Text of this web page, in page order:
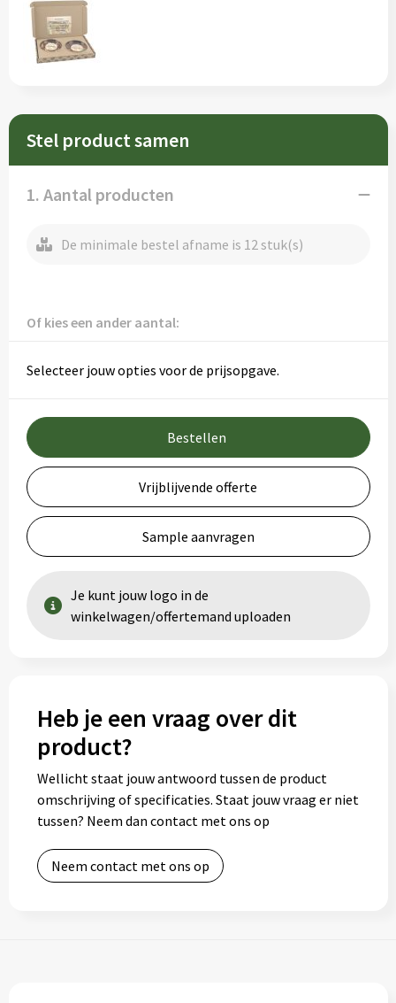
Sleutelhangers en Lanyards
Snoepgoed
Veiligheid, Auto en Fiets
Schorten en Sloven
Sweaters
Veiligheidsvesten en Veiligheidshesjes
Gehoorbescherming
Stel product samen
1. Aantal producten
De minimale bestel afname is 12 stuk(s)
Of kies een ander aantal:
Selecteer jouw opties voor de prijsopgave.
Bestellen
Vrijblijvende offerte
Sample aanvragen
Je kunt jouw logo in de
winkelwagen/offertemand uploaden
Heb je een vraag over dit
product?
Wellicht staat jouw antwoord tussen de product
omschrijving of specificaties. Staat jouw vraag er niet
tussen? Neem dan contact met ons op
Neem contact met ons op